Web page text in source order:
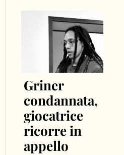
Griner
condannata,
giocatrice
ricorre in
appello